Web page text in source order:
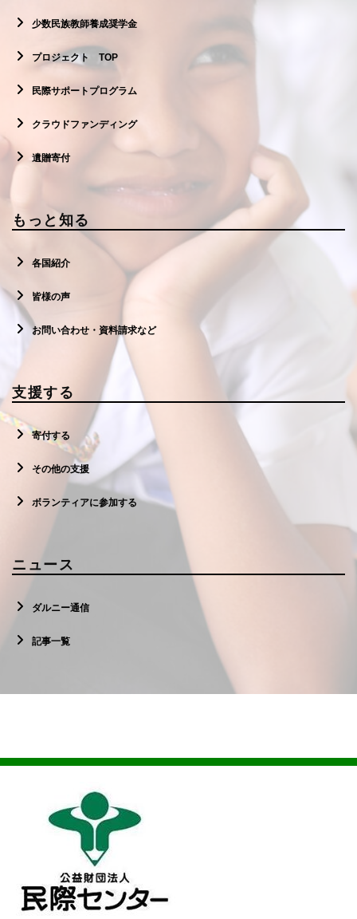
少数民族教師養成奨学金
プロジェクト TOP
民際サポートプログラム
クラウドファンディング
遺贈寄付
もっと知る
各国紹介
皆様の声
お問い合わせ・資料請求など
支援する
寄付する
その他の支援
ボランティアに参加する
ニュース
ダルニー通信
記事一覧